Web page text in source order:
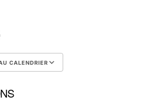
CALENDRIER